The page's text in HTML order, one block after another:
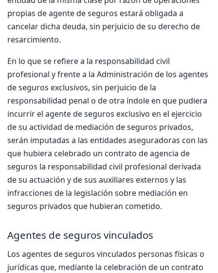
propias de agente de seguros estará obligada a
cancelar dicha deuda, sin perjuicio de su derecho de
resarcimiento.
En lo que se refiere a la responsabilidad civil
profesional y frente a la Administración de los agentes
de seguros exclusivos, sin perjuicio de la
responsabilidad penal o de otra índole en que pudiera
incurrir el agente de seguros exclusivo en el ejercicio
de su actividad de mediación de seguros privados,
serán imputadas a las entidades aseguradoras con las
que hubiera celebrado un contrato de agencia de
seguros la responsabilidad civil profesional derivada
de su actuación y de sus auxiliares externos y las
infracciones de la legislación sobre mediación en
seguros privados que hubieran cometido.
Agentes de seguros vinculados
Los agentes de seguros vinculados personas físicas o
jurídicas que, mediante la celebración de un contrato